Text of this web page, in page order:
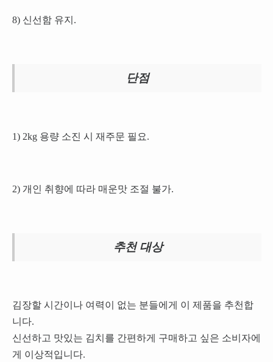
8) 신선함 유지.
단점
1) 2kg 용량 소진 시 재주문 필요.
2) 개인 취향에 따라 매운맛 조절 불가.
추천 대상
김장할 시간이나 여력이 없는 분들에게 이 제품을 추천합
니다.
신선하고 맛있는 김치를 간편하게 구매하고 싶은 소비자에
게 이상적입니다.